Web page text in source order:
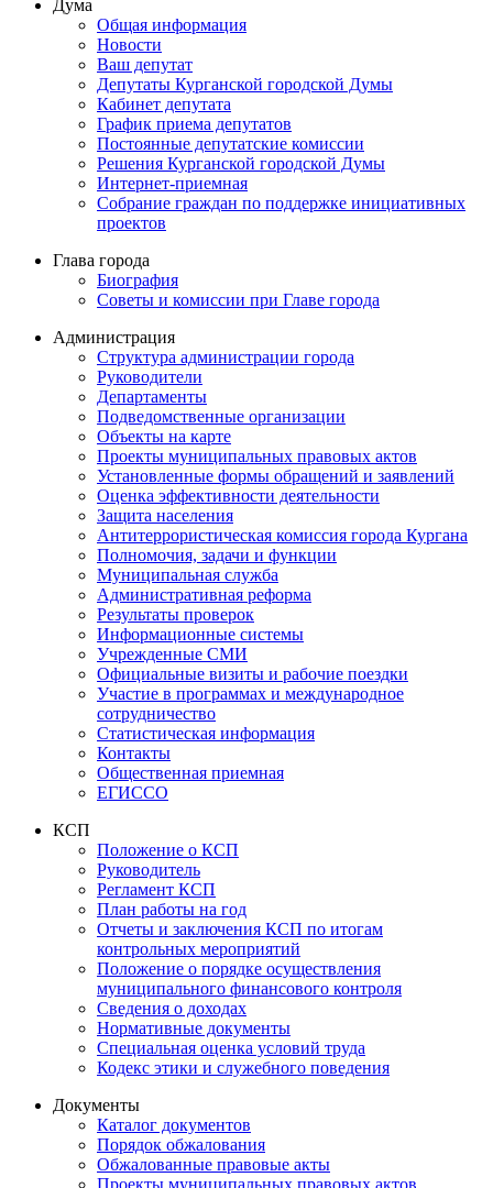
Дума
Общая информация
Новости
Ваш депутат
Депутаты Курганской городской Думы
Кабинет депутата
График приема депутатов
Постоянные депутатские комиссии
Решения Курганской городской Думы
Интернет-приемная
Собрание граждан по поддержке инициативных
проектов
Глава города
Биография
Советы и комиссии при Главе города
Администрация
Структура администрации города
Руководители
Департаменты
Подведомственные организации
Объекты на карте
Проекты муниципальных правовых актов
Установленные формы обращений и заявлений
Оценка эффективности деятельности
Защита населения
Антитеррористическая комиссия города Кургана
Полномочия, задачи и функции
Муниципальная служба
Административная реформа
Результаты проверок
Информационные системы
Учрежденные СМИ
Официальные визиты и рабочие поездки
Участие в программах и международное
сотрудничество
Статистическая информация
Контакты
Общественная приемная
ЕГИССО
КСП
Положение о КСП
Руководитель
Регламент КСП
План работы на год
Отчеты и заключения КСП по итогам
контрольных мероприятий
Положение о порядке осуществления
муниципального финансового контроля
Сведения о доходах
Нормативные документы
Специальная оценка условий труда
Кодекс этики и служебного поведения
Документы
Каталог документов
Порядок обжалования
Обжалованные правовые акты
Проекты муниципальных правовых актов